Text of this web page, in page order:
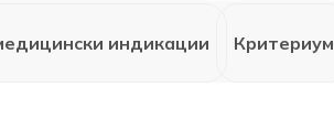
индикации Критериум